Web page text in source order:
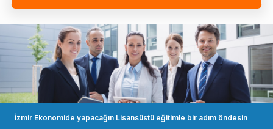
İzmir Ekonomide yapacağın Lisansüstü eğitimle bir adım öndesin